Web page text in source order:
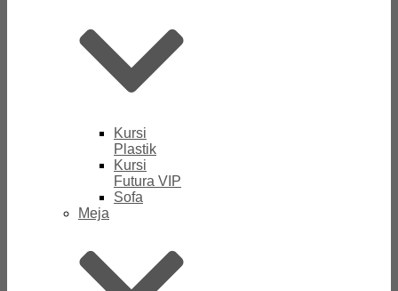
Kursi
Plastik
Kursi
Futura VIP
Sofa
Meja